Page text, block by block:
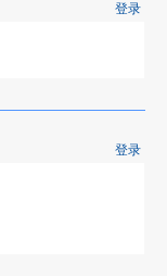
登录
登录